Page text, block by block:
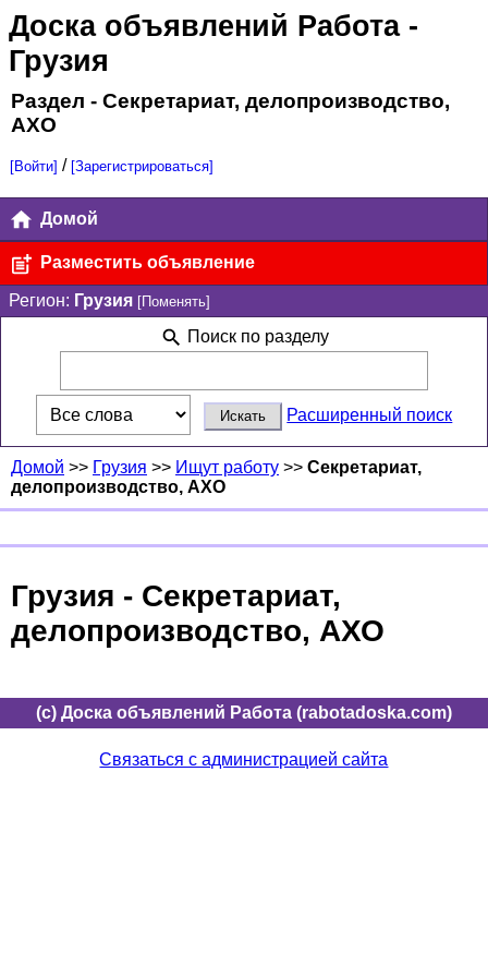
Доска объявлений Работа-
Грузия
Раздел - Секретариат, делопроизводство,
АХО
[Войти] / [Зарегистрироваться]
Домой
Разместить объявление
Регион: Грузия [Поменять]
Поиск по разделу
Расширенный поиск
Домой >> Грузия >> Ищут работу >> Секретариат,
делопроизводство, АХО
Грузия - Секретариат,
делопроизводство, АХО
(c) Доска объявлений Работа (rabotadoska.com)
Связаться с администрацией сайта